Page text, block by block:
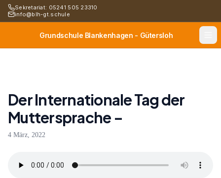
Sekretariat: 05241 505 23310
info@blh-gt.schule
Grundschule Blankenhagen - Gütersloh
Der Internationale Tag der
Muttersprache –
4 März, 2022